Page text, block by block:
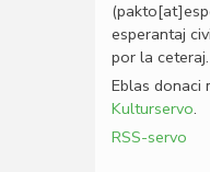
esperantaj
por la ceteraj.
Eblas donaci
Kulturservo.
RSS-servo